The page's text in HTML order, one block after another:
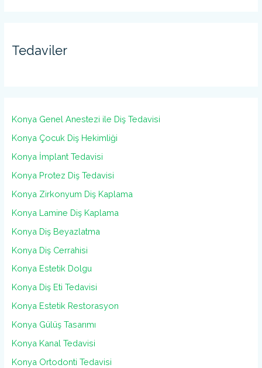
Tedaviler
Konya Genel Anestezi ile Diş Tedavisi
Konya Çocuk Diş Hekimliği
Konya İmplant Tedavisi
Konya Protez Diş Tedavisi
Konya Zirkonyum Diş Kaplama
Konya Lamine Diş Kaplama
Konya Diş Beyazlatma
Konya Diş Cerrahisi
Konya Estetik Dolgu
Konya Diş Eti Tedavisi
Konya Estetik Restorasyon
Konya Gülüş Tasarımı
Konya Kanal Tedavisi
Konya Ortodonti Tedavisi